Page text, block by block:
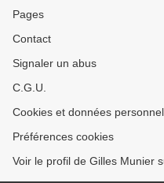
Pages
Contact
Signaler un abus
C.G.U.
Cookies et données
Préférences cookies
Voir le profil de Gilles Munier